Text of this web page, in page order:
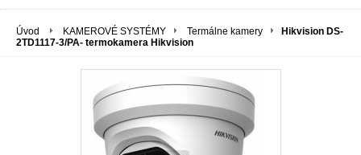
Úvod KAMEROVÉ SYSTÉMY Termálne kamery
Hikvision DS-
2TD1117-3/PA- termokamera Hikvision